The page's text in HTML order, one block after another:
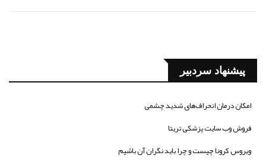
پیشنهاد سردبیر
امکان درمان انحراف‌های شدید چشمی
فروش وب سایت پزشکی تریتا
ویروس کرونا چیست و چرا باید نگران آن باشیم